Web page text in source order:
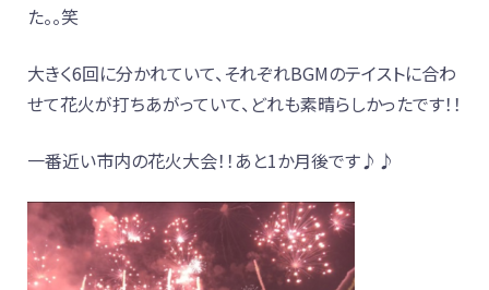
た。。笑
大きく6回に分かれていて、それぞれBGMのテイストに合わ
せて花火が打ちあがっていて、どれも素晴らしかったです！！
一番近い市内の花火大会！！あと1か月後です♪♪